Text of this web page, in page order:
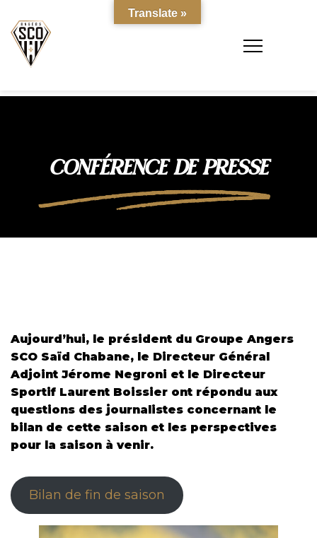
CONFÉRENCE DE PRESSE
Aujourd’hui, le président du Groupe Angers
SCO Saïd Chabane, le Directeur Général
Adjoint Jérome Negroni et le Directeur
Sportif Laurent Boissier ont répondu aux
questions des journalistes concernant le
bilan de cette saison et les perspectives
pour la saison à venir.
Bilan de fin de saison
Translate »